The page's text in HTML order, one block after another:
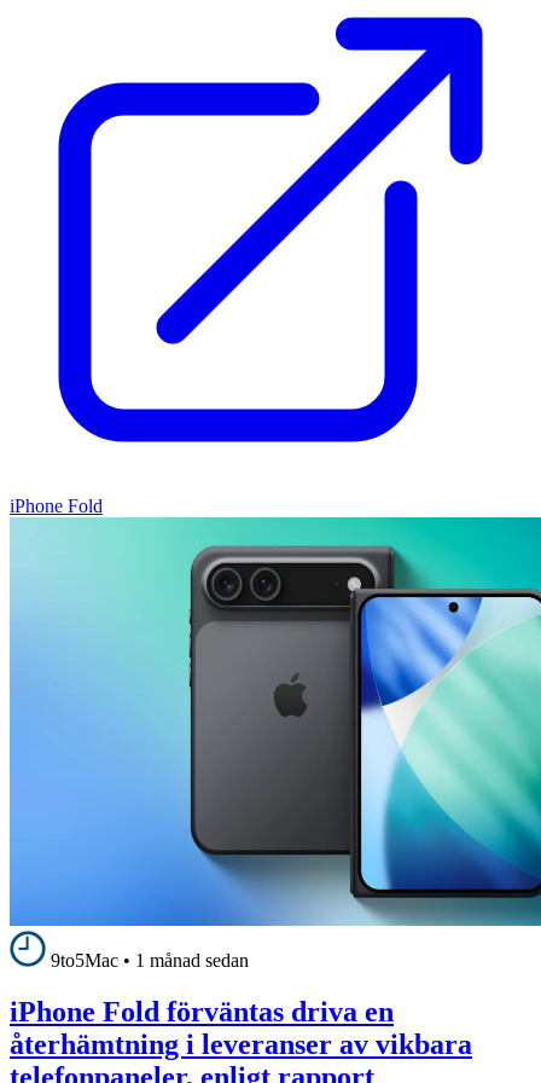
iPhone Fold
9to5Mac • 1 månad sedan
iPhone Fold förväntas driva en
återhämtning i leveranser av vikbara
telefonpaneler, enligt rapport